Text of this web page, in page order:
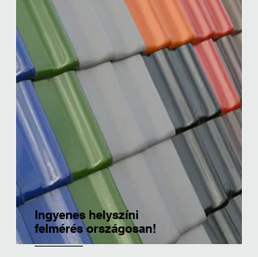
Ingyenes helyszíni
felmérés országosan!